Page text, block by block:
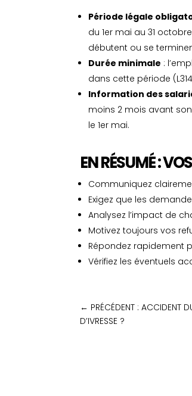
Période légale
du 1er mai au 31
débutent ou se
Durée minimale :
dans cette période
Information des
moins 2 mois avant
le 1er mai.
EN RÉSUMÉ :
Communiquez
Exigez que les
Analysez l’impact de
Motivez toujours vos
Répondez rapidement
Vérifiez les éventuels
← PRÉCÉDENT : ACCIDENT
D’IVRESSE ?